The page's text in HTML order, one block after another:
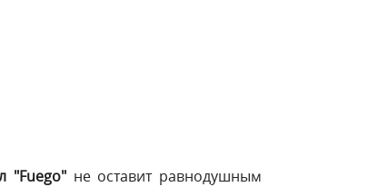
"Fuego" не оставит равнодушным